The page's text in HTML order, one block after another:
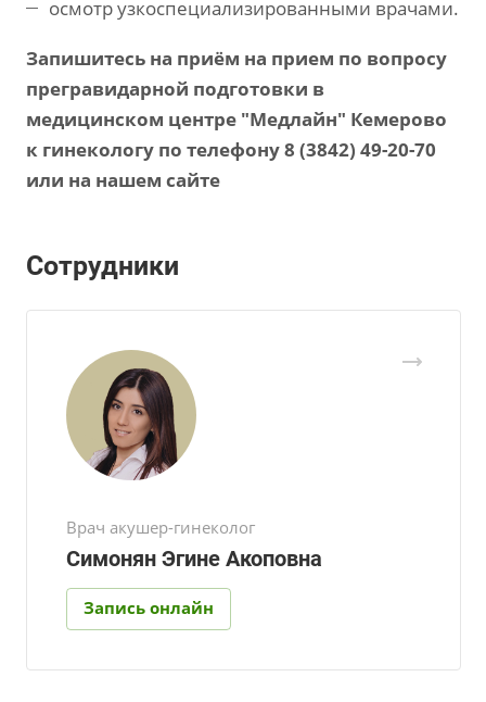
осмотр узкоспециализированными врачами.
Запишитесь на приём на прием по вопросу
прегравидарной подготовки в
медицинском центре "Медлайн" Кемерово
к гинекологу по телефону 8 (3842) 49-20-70
или на нашем сайте
Сотрудники
Врач акушер-гинеколог
Симонян Эгине Акоповна
Запись онлайн